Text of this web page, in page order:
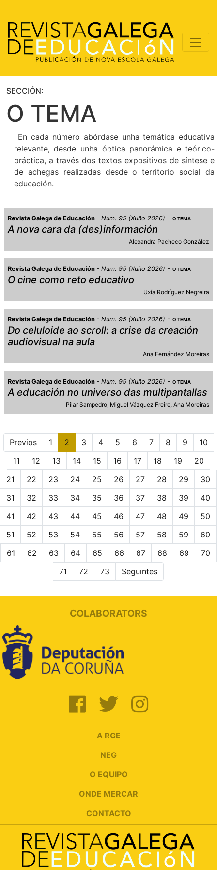
SECCIÓN:
O TEMA
En cada número abórdase unha temática educativa
relevante, desde unha óptica panorámica e teórico-
práctica, a través dos textos expositivos de síntese e
de achegas realizadas desde o territorio social da
educación.
Revista Galega de Educación Num. 95 (Xuño 2026) O TEMA
A nova cara da (des)información
Alexandra Pacheco González
Revista Galega de Educación Num. 95 (Xuño 2026) O TEMA
O cine como reto educativo
Uxía Rodríguez Negreira
Revista Galega de Educación Num. 95 (Xuño 2026) O TEMA
Do celuloide ao scroll: a crise da creación
audiovisual na aula
Ana Fernández Moreiras
Revista Galega de Educación Num. 95 (Xuño 2026) O TEMA
A educación no universo das multipantallas
Pilar Sampedro Miguel Vázquez Freire Ana Moreiras
Previos 1 2 3 4 5 6 7 8 9
10
11
12 13 14 15 16 17 18 19
20
21
22 23 24 25 26 27 28 29
30
31
32 33 34 35 36 37 38 39
40
41
42 43 44 45 46 47 48 49
50
51
52 53 54 55 56 57 58 59
60
61
62 63 64 65 66 67 68 69
70
71
72 73 Seguintes
COLABORATORS
A RGE
NEG
O EQUIPO
ONDE MERCAR
CONTACTO